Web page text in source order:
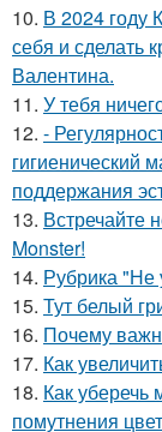
10. В 2024 году
себя и сделать
Валентина.
11. У тебя
12. -
гигиенический
поддержания
13. Встречайте
Monster!
14. Рубрика "Не
15. Тут белый
16. Почему
17. Как
18. Как уберечь
помутнения